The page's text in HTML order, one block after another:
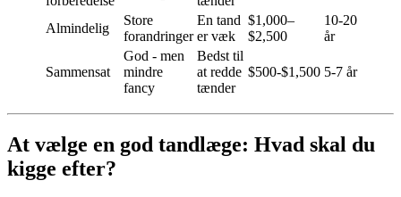
Almindelig
Store
forandringer
En tand
er væk
$1,000–
$2,500
10-20
år
Sammensat
God - men
mindre
fancy
Bedst til
at redde
tænder
$500-$1,500 5-7 år
At vælge en god tandlæge: Hvad skal du
kigge efter?